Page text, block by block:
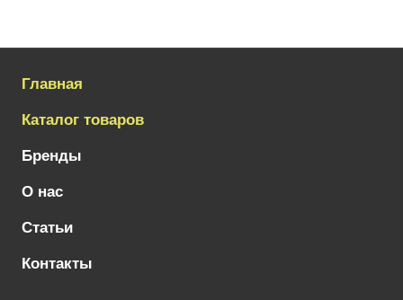
Главная
Каталог товаров
Бренды
О нас
Статьи
Контакты